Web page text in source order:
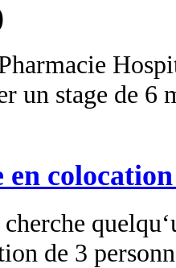
un stage de 6
de 3